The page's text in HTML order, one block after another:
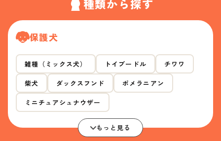
種類から探す
保護犬
雑種（ミックス犬） トイプードル チワワ
柴犬 ダックスフンド ポメラニアン
ミニチュアシュナウザー
もっと見る